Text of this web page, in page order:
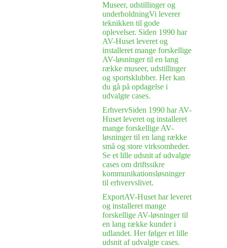
Museer, udstillinger og
underholdningVi leverer
teknikken til gode
oplevelser. Siden 1990 har
AV-Huset leveret og
installeret mange forskellige
AV-løsninger til en lang
række museer, udstillinger
og sportsklubber. Her kan
du gå på opdagelse i
udvalgte cases.
ErhvervSiden 1990 har AV-
Huset leveret og installeret
mange forskellige AV-
løsninger til en lang række
små og store virksomheder.
Se et lille udsnit af udvalgte
cases om driftssikre
kommunikationsløsninger
til erhvervslivet.
ExportAV-Huset har leveret
og installeret mange
forskellige AV-løsninger til
en lang række kunder i
udlandet. Her følger et lille
udsnit af udvalgte cases.